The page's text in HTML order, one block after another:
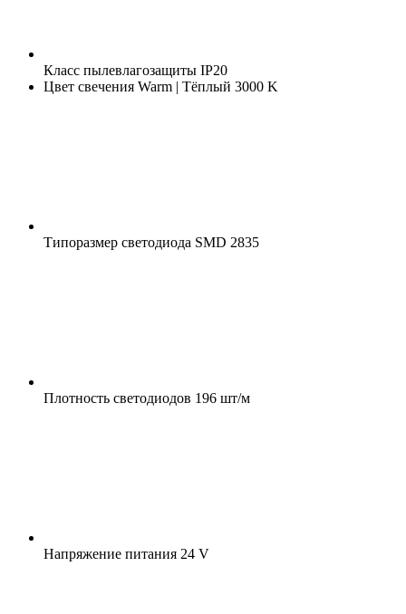
Класс пылевлагозащиты IP20
Цвет свечения Warm | Тёплый 3000 K
Типоразмер светодиода SMD 2835
Плотность светодиодов 196 шт/м
Напряжение питания 24 V